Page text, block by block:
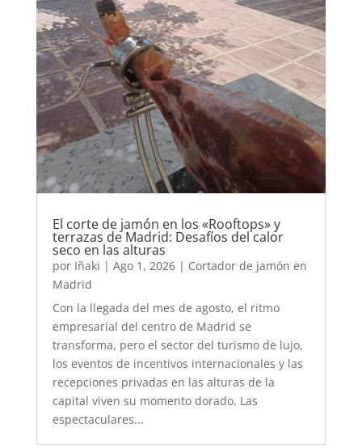
El corte de jamón en los «Rooftops» y
terrazas de Madrid: Desafíos del calor
seco en las alturas
por Iñaki | Ago 1, 2026| Cortador de jamón en
Madrid
Con la llegada del mes de agosto, el ritmo
empresarial del centro de Madrid se
transforma, pero el sector del turismo de lujo,
los eventos de incentivos internacionales y las
recepciones privadas en las alturas de la
capital viven su momento dorado. Las
espectaculares...